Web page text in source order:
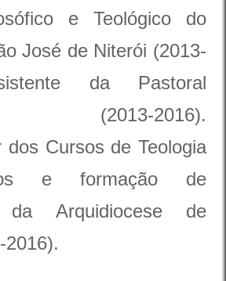
e Teológico do
José de Niterói (2013-
da Pastoral
(2013-2016).
dos Cursos de Teologia
e formação de
da Arquidiocese de
2016).